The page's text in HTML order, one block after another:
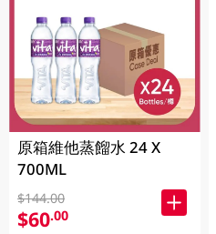
原箱維他蒸餾水 24 X
700ML
$144.00
$60.00